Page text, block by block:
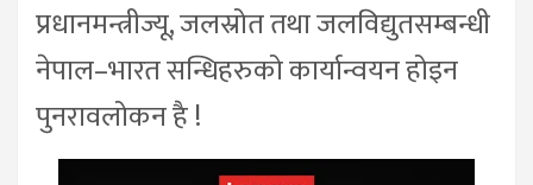
प्रधानमन्त्रीज्यू, जलस्रोत तथा जलविद्युतसम्बन्धी
नेपाल–भारत सन्धिहरुको कार्यान्वयन होइन
पुनरावलोकन है !